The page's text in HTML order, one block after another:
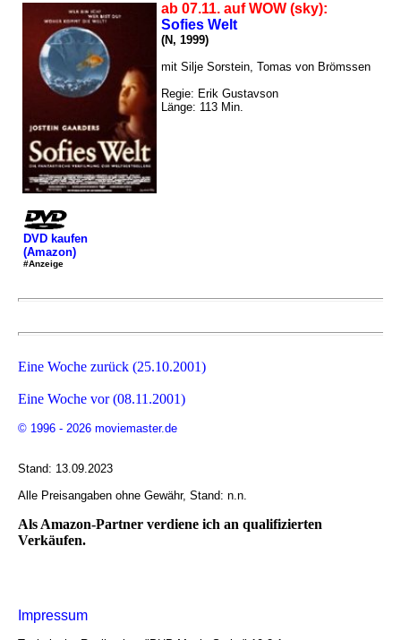
ab 07.11. auf WOW (sky):
Sofies Welt
(N, 1999)
mit Silje Sorstein, Tomas von Brömssen
Regie: Erik Gustavson
Länge: 113 Min.
DVD kaufen
(Amazon)
#Anzeige
Eine Woche zurück (25.10.2001)
Eine Woche vor (08.11.2001)
© 1996 - 2026 moviemaster.de
Stand: 13.09.2023
Alle Preisangaben ohne Gewähr, Stand: n.n.
Als Amazon-Partner verdiene ich an qualifizierten
Verkäufen.
Impressum